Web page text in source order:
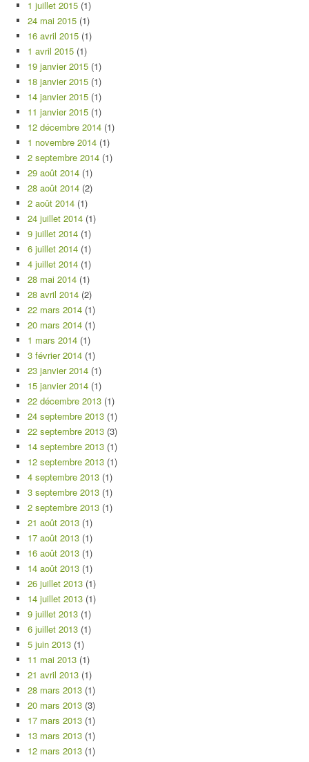
1 juillet 2015 (1)
24 mai 2015 (1)
16 avril 2015 (1)
1 avril 2015 (1)
19 janvier 2015 (1)
18 janvier 2015 (1)
14 janvier 2015 (1)
11 janvier 2015 (1)
12 décembre 2014 (1)
1 novembre 2014 (1)
2 septembre 2014 (1)
29 août 2014 (1)
28 août 2014 (2)
2 août 2014 (1)
24 juillet 2014 (1)
9 juillet 2014 (1)
6 juillet 2014 (1)
4 juillet 2014 (1)
28 mai 2014 (1)
28 avril 2014 (2)
22 mars 2014 (1)
20 mars 2014 (1)
1 mars 2014 (1)
3 février 2014 (1)
23 janvier 2014 (1)
15 janvier 2014 (1)
22 décembre 2013 (1)
24 septembre 2013 (1)
22 septembre 2013 (3)
14 septembre 2013 (1)
12 septembre 2013 (1)
4 septembre 2013 (1)
3 septembre 2013 (1)
2 septembre 2013 (1)
21 août 2013 (1)
17 août 2013 (1)
16 août 2013 (1)
14 août 2013 (1)
26 juillet 2013 (1)
14 juillet 2013 (1)
9 juillet 2013 (1)
6 juillet 2013 (1)
5 juin 2013 (1)
11 mai 2013 (1)
21 avril 2013 (1)
28 mars 2013 (1)
20 mars 2013 (3)
17 mars 2013 (1)
13 mars 2013 (1)
12 mars 2013 (1)